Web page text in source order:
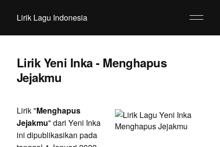
Lirik Lagu Indonesia
Lirik Yeni Inka - Menghapus
Jejakmu
Lirik "Menghapus
Jejakmu" dari Yeni Inka
ini dipublikasikan pada